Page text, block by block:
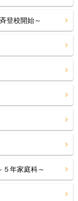
校開始～
年家庭科～